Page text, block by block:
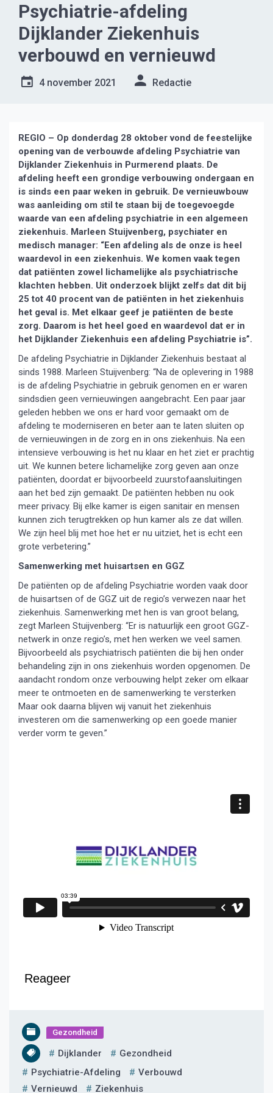
Psychiatrie-afdeling
Dijklander Ziekenhuis
verbouwd en vernieuwd
4 november 2021 Redactie
REGIO – Op donderdag 28 oktober vond de feestelijke
opening van de verbouwde afdeling Psychiatrie van
Dijklander Ziekenhuis in Purmerend plaats. De
afdeling heeft een grondige verbouwing ondergaan en
is sinds een paar weken in gebruik. De vernieuwbouw
was aanleiding om stil te staan bij de toegevoegde
waarde van een afdeling psychiatrie in een algemeen
ziekenhuis. Marleen Stuijvenberg, psychiater en
medisch manager: “Een afdeling als de onze is heel
waardevol in een ziekenhuis. We komen vaak tegen
dat patiënten zowel lichamelijke als psychiatrische
klachten hebben. Uit onderzoek blijkt zelfs dat dit bij
25 tot 40 procent van de patiënten in het ziekenhuis
het geval is. Met elkaar geef je patiënten de beste
zorg. Daarom is het heel goed en waardevol dat er in
het Dijklander Ziekenhuis een afdeling Psychiatrie is”.
De afdeling Psychiatrie in Dijklander Ziekenhuis bestaat al
sinds 1988. Marleen Stuijvenberg: “Na de oplevering in 1988
is de afdeling Psychiatrie in gebruik genomen en er waren
sindsdien geen vernieuwingen aangebracht. Een paar jaar
geleden hebben we ons er hard voor gemaakt om de
afdeling te moderniseren en beter aan te laten sluiten op
de vernieuwingen in de zorg en in ons ziekenhuis. Na een
intensieve verbouwing is het nu klaar en het ziet er prachtig
uit. We kunnen betere lichamelijke zorg geven aan onze
patiënten, doordat er bijvoorbeeld zuurstofaansluitingen
aan het bed zijn gemaakt. De patiënten hebben nu ook
meer privacy. Bij elke kamer is eigen sanitair en mensen
kunnen zich terugtrekken op hun kamer als ze dat willen.
We zijn heel blij met hoe het er nu uitziet, het is echt een
grote verbetering.”
Samenwerking met huisartsen en GGZ
De patiënten op de afdeling Psychiatrie worden vaak door
de huisartsen of de GGZ uit de regio’s verwezen naar het
ziekenhuis. Samenwerking met hen is van groot belang,
zegt Marleen Stuijvenberg: “Er is natuurlijk een groot GGZ-
netwerk in onze regio’s, met hen werken we veel samen.
Bijvoorbeeld als psychiatrisch patiënten die bij hen onder
behandeling zijn in ons ziekenhuis worden opgenomen. De
aandacht rondom onze verbouwing helpt zeker om elkaar
meer te ontmoeten en de samenwerking te versterken
Maar ook daarna blijven wij vanuit het ziekenhuis
investeren om die samenwerking op een goede manier
verder vorm te geven.”
Reageer
Gezondheid
Dijklander
Gezondheid
Psychiatrie-Afdeling
Verbouwd
Vernieuwd
Ziekenhuis